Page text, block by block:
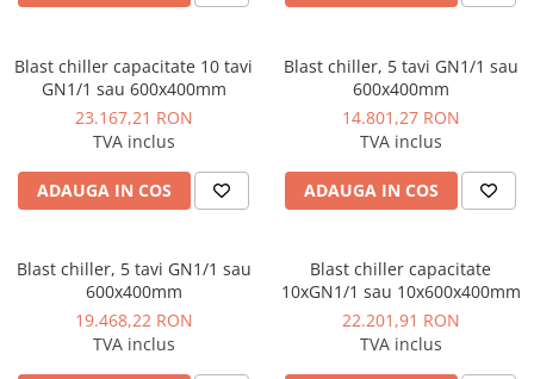
Blast chiller capacitate 10 tavi
GN1/1 sau 600x400mm
23.167,21 RON
TVA inclus
ADAUGA IN COS
Blast chiller, 5 tavi GN1/1 sau
600x400mm
14.801,27 RON
TVA inclus
ADAUGA IN COS
Blast chiller, 5 tavi GN1/1 sau
600x400mm
19.468,22 RON
TVA inclus
Blast chiller capacitate
10xGN1/1 sau 10x600x400mm
22.201,91 RON
TVA inclus